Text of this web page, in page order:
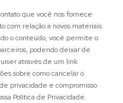
que você nos fornece
com relação a novos materiais
o conteúdo, você permite o
podendo deixar de
através de um link
sobre como cancelar o
privacidade e compromisso
Política de Privacidade.